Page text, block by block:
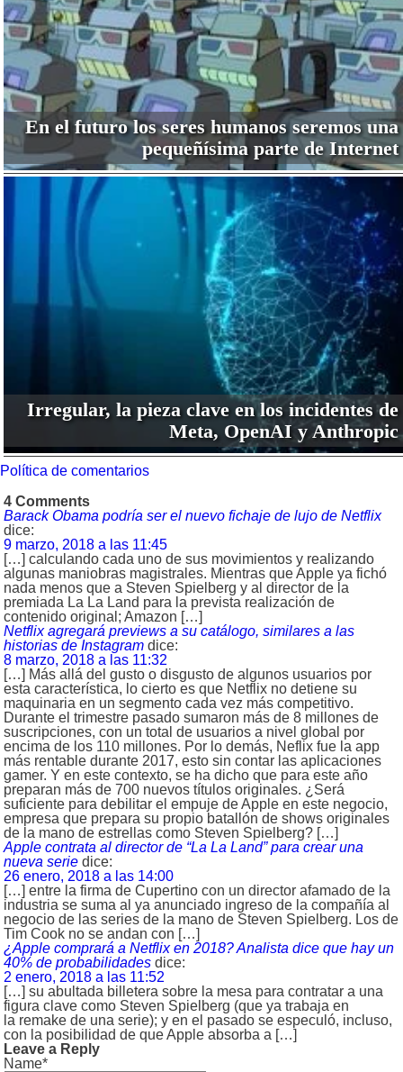
En el futuro los seres humanos seremos una
pequeñísima parte de Internet
Irregular, la pieza clave en los incidentes de
Meta, OpenAI y Anthropic
Política de comentarios
4 Comments
Barack Obama podría ser el nuevo fichaje de lujo de Netflix
dice:
9 marzo, 2018 a las 11:45
[…] calculando cada uno de sus movimientos y realizando
algunas maniobras magistrales. Mientras que Apple ya fichó
nada menos que a Steven Spielberg y al director de la
premiada La La Land para la prevista realización de
contenido original; Amazon […]
Netflix agregará previews a su catálogo, similares a las
historias de Instagram dice:
8 marzo, 2018 a las 11:32
[…] Más allá del gusto o disgusto de algunos usuarios por
esta característica, lo cierto es que Netflix no detiene su
maquinaria en un segmento cada vez más competitivo.
Durante el trimestre pasado sumaron más de 8 millones de
suscripciones, con un total de usuarios a nivel global por
encima de los 110 millones. Por lo demás, Neflix fue la app
más rentable durante 2017, esto sin contar las aplicaciones
gamer. Y en este contexto, se ha dicho que para este año
preparan más de 700 nuevos títulos originales. ¿Será
suficiente para debilitar el empuje de Apple en este negocio,
empresa que prepara su propio batallón de shows originales
de la mano de estrellas como Steven Spielberg? […]
Apple contrata al director de “La La Land” para crear una
nueva serie dice:
26 enero, 2018 a las 14:00
[…] entre la firma de Cupertino con un director afamado de la
industria se suma al ya anunciado ingreso de la compañía al
negocio de las series de la mano de Steven Spielberg. Los de
Tim Cook no se andan con […]
¿Apple comprará a Netflix en 2018? Analista dice que hay un
40% de probabilidades dice:
2 enero, 2018 a las 11:52
[…] su abultada billetera sobre la mesa para contratar a una
figura clave como Steven Spielberg (que ya trabaja en
la remake de una serie); y en el pasado se especuló, incluso,
con la posibilidad de que Apple absorba a […]
Leave a Reply
Name*